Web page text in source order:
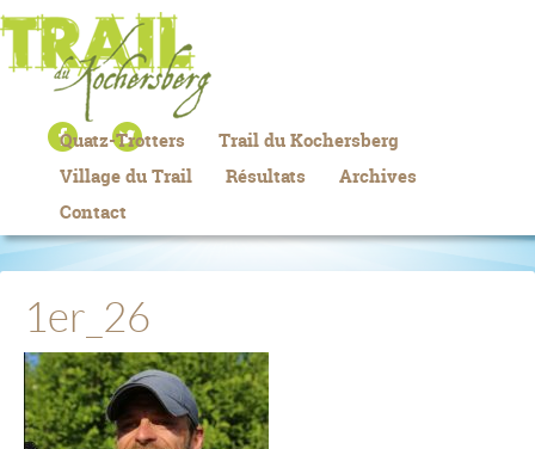
Quatz-Trotters
Trail du Kochersberg
Village du Trail
Résultats
Archives
Contact
1er_26